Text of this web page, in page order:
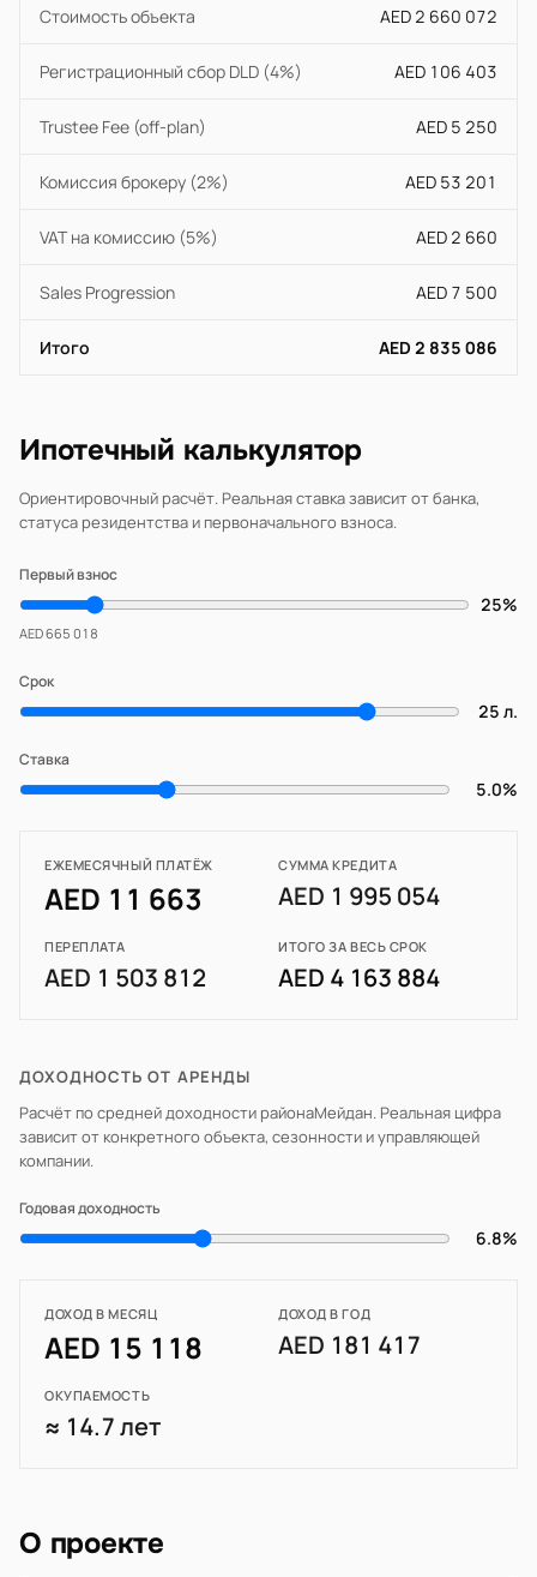
Стоимость объекта AED 2 660 072
Регистрационный сбор DLD (4%) AED 106 403
Trustee Fee (off-plan) AED 5 250
Комиссия брокеру (2%) AED 53 201
VAT на комиссию (5%) AED 2 660
Sales Progression AED 7 500
Итого AED 2 835 086
Ипотечный калькулятор
Ориентировочный расчёт. Реальная ставка зависит от банка,
статуса резидентства и первоначального взноса.
Первый взнос
25%
AED 665 018
Срок
25 л.
Ставка
5.0%
ЕЖЕМЕСЯЧНЫЙ ПЛАТЁЖ
AED 11 663
СУММА КРЕДИТА
AED 1 995 054
ПЕРЕПЛАТА
AED 1 503 812
ИТОГО ЗА ВЕСЬ СРОК
AED 4 163 884
ДОХОДНОСТЬ ОТ АРЕНДЫ
Расчёт по средней доходности районаМейдан. Реальная цифра
зависит от конкретного объекта, сезонности и управляющей
компании.
Годовая доходность
6.8%
ДОХОД В МЕСЯЦ
AED 15 118
ДОХОД В ГОД
AED 181 417
ОКУПАЕМОСТЬ
≈ 14.7 лет
О проекте